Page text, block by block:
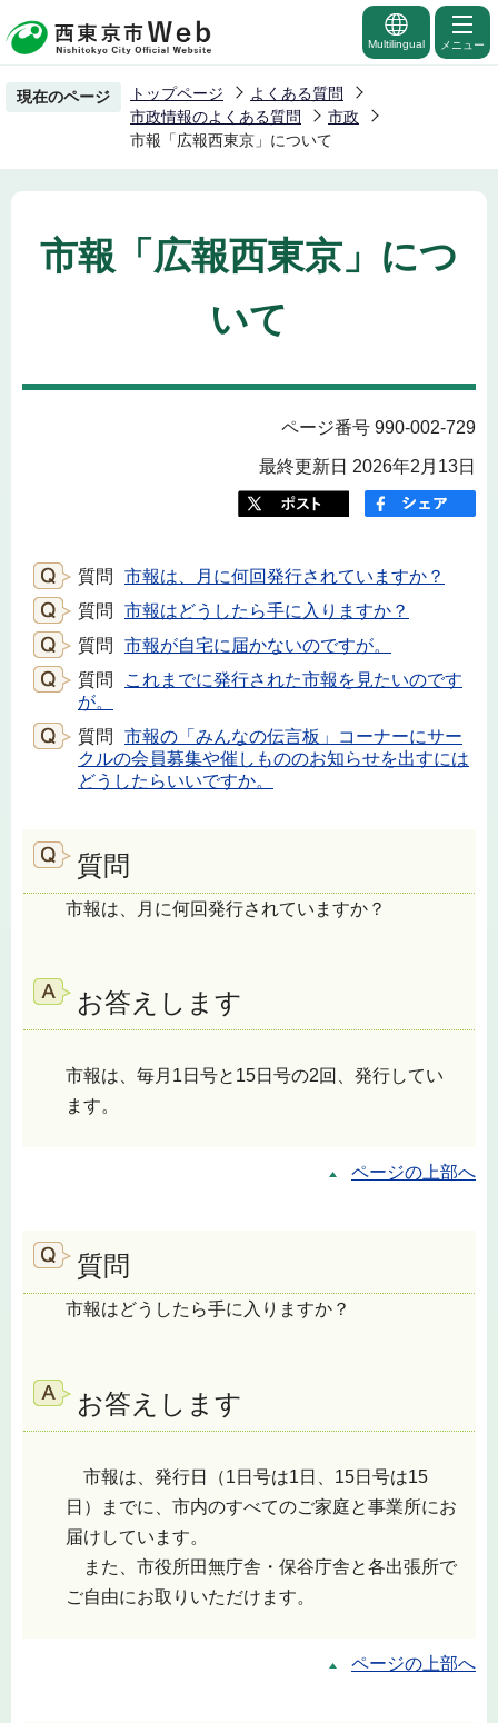
の
ー
の
先
Multilingual メニュー
現在のページ トップページ
よくある質問
市政情報のよくある質問
市政
市報「広報西東京」について
市報「広報西東京」につ
いて
ページ番号 990-002-729
最終更新日 2026年2月13日
質問
市報は、月に何回発行されていますか？
質問
市報はどうしたら手に入りますか？
質問
市報が自宅に届かないのですが。
質問
これまでに発行された市報を見たいのです
が。
質問
市報の「みんなの伝言板」コーナーにサー
クルの会員募集や催しもののお知らせを出すには
どうしたらいいですか。
質問
市報は、月に何回発行されていますか？
お答えします
市報は、毎月1日号と15日号の2回、発行してい
ます。
ページの上部へ
質問
市報はどうしたら手に入りますか？
お答えします
市報は、発行日（1日号は1日、15日号は15
日）までに、市内のすべてのご家庭と事業所にお
届けしています。
また、市役所田無庁舎・保谷庁舎と各出張所で
ご自由にお取りいただけます。
ページの上部へ